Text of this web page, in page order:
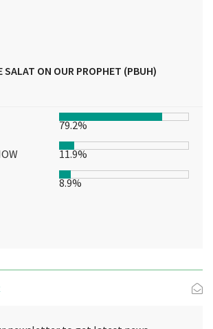
SALAT ON OUR PROPHET (PBUH)
79.2%
11.9%
8.9%